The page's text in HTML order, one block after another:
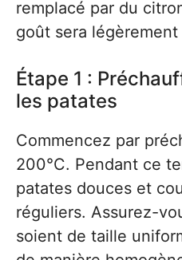
remplacé par du
goût sera
Étape 1 :
les patates
Commencez par
200°C. Pendant ce
patates douces et
réguliers. Assurez-
soient de taille